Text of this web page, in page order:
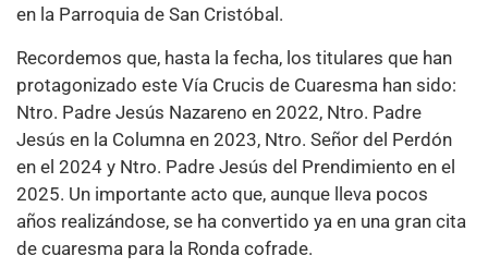
en la Parroquia de San Cristóbal.
Recordemos que, hasta la fecha, los titulares que han
protagonizado este Vía Crucis de Cuaresma han sido:
Ntro. Padre Jesús Nazareno en 2022, Ntro. Padre
Jesús en la Columna en 2023, Ntro. Señor del Perdón
en el 2024 y Ntro. Padre Jesús del Prendimiento en el
2025. Un importante acto que, aunque lleva pocos
años realizándose, se ha convertido ya en una gran cita
de cuaresma para la Ronda cofrade.